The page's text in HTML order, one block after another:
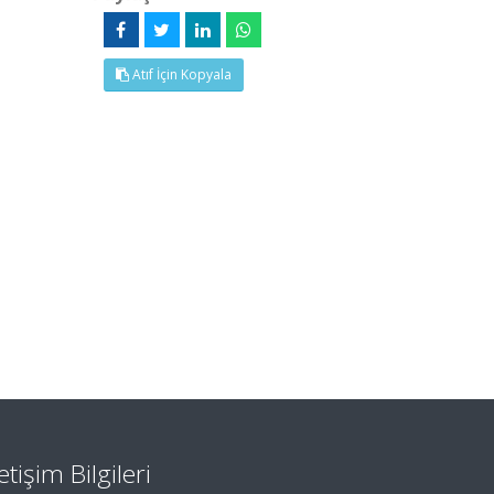
Atıf İçin Kopyala
Bilgileri